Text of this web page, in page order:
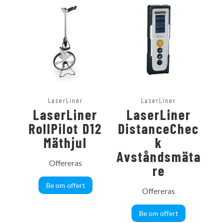
LaserLiner
LaserLiner
RollPilot D12
Mäthjul
Offereras
Be om offert
LaserLiner
LaserLiner
DistanceChec
k
Avståndsmäta
re
Offereras
Be om offert